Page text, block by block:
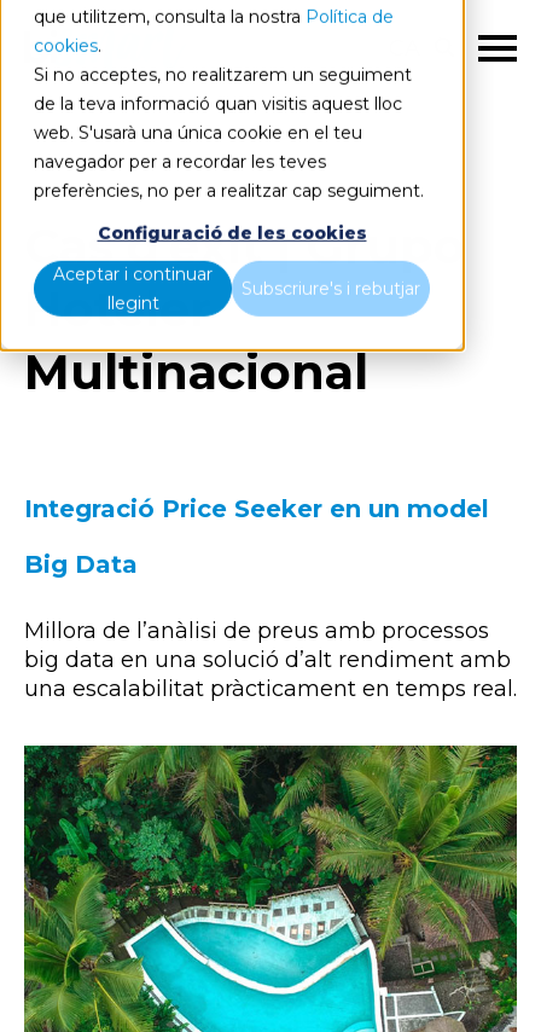
que utilitzem, consulta la nostra Política de
cookies.
Si no acceptes, no realitzarem un seguiment
de la teva informació quan visitis aquest lloc
web. S'usarà una única cookie en el teu
navegador per a recordar les teves
preferències, no per a realitzar cap seguiment.
Configuració de les cookies
Aceptar i continuar
llegint
Subscriure's i rebutjar
Cas d'èxit | Grupo
Hoteler
Multinacional
Integració Price Seeker en un model
Big Data
Millora de l’anàlisi de preus amb processos
big data en una solució d’alt rendiment amb
una escalabilitat pràcticament en temps real.